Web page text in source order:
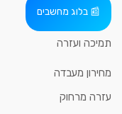
בלוג מחשבים
תמיכה ועזרה
מחירון מעבדה
עזרה מרחוק